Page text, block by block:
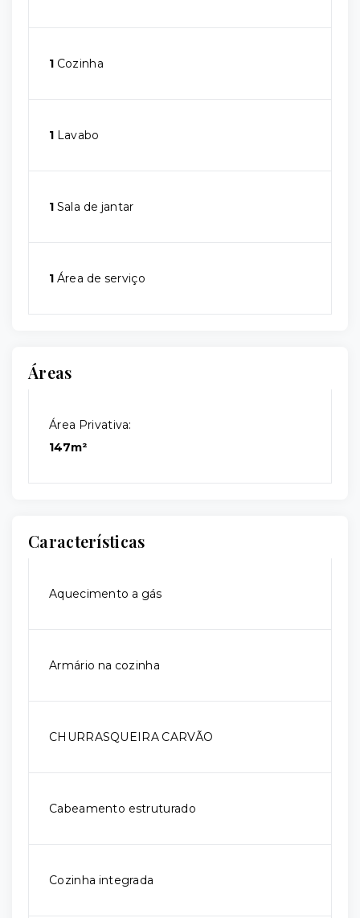
1 Cozinha
1 Lavabo
1 Sala de jantar
1 Área de serviço
Áreas
Área Privativa:
147m²
Características
Aquecimento a gás
Armário na cozinha
CHURRASQUEIRA CARVÃO
Cabeamento estruturado
Cozinha integrada